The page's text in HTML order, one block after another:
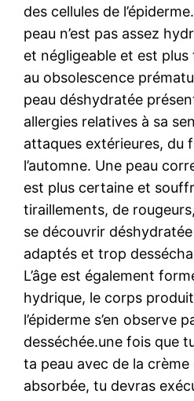
des cellules de
peau n’est pas assez
et négligeable et est
au obsolescence
peau déshydratée
allergies relatives à sa
attaques extérieures, du
l’automne. Une peau
est plus certaine et
tiraillements, de
se découvrir
adaptés et trop
L’âge est également
hydrique, le corps
l’épiderme s’en observe
desséchée.une fois que
ta peau avec de la crème
absorbée, tu devras